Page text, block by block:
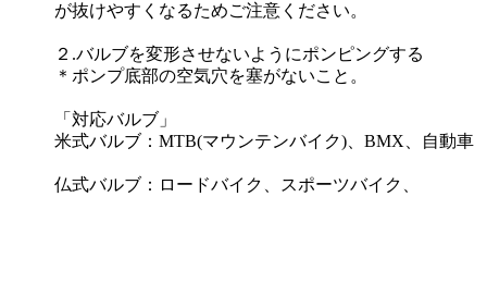
が抜けやすくなるためご注意ください。
２.バルブを変形させないようにポンピングする
＊ポンプ底部の空気穴を塞がないこと。
「対応バルブ」
米式バルブ：MTB(マウンテンバイク)、BMX、
自動車
仏式バルブ：ロードバイク、スポーツバイク、